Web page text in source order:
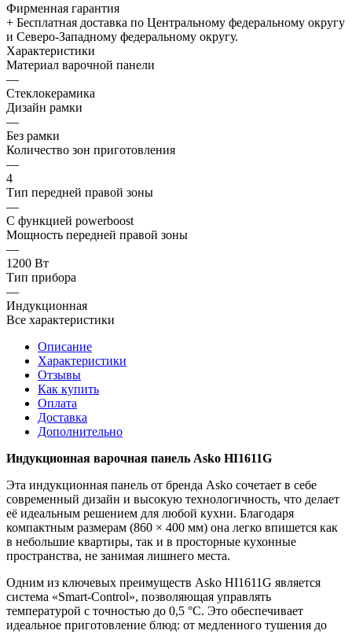
Фирменная гарантия
+ Бесплатная доставка по Центральному федеральному округу
и Северо-Западному федеральному округу.
Характеристики
Материал варочной панели
—
Стеклокерамика
Дизайн рамки
—
Без рамки
Количество зон приготовления
—
4
Тип передней правой зоны
—
С функцией powerboost
Мощность передней правой зоны
—
1200 Вт
Тип прибора
—
Индукционная
Все характеристики
Описание
Характеристики
Отзывы
Как купить
Оплата
Доставка
Дополнительно
Индукционная варочная панель Asko HI1611G
Эта индукционная панель от бренда Asko сочетает в себе
современный дизайн и высокую технологичность, что делает
её идеальным решением для любой кухни. Благодаря
компактным размерам (860 × 400 мм) она легко впишется как
в небольшие квартиры, так и в просторные кухонные
пространства, не занимая лишнего места.
Одним из ключевых преимуществ Asko HI1611G является
система «Smart‑Control», позволяющая управлять
температурой с точностью до 0,5 °C. Это обеспечивает
идеальное приготовление блюд: от медленного тушения до